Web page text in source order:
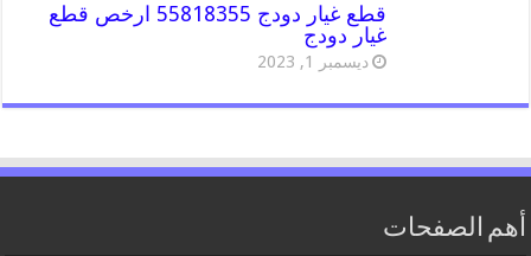
قطع غيار دودج 55818355 ارخص قطع
غيار دودج
ديسمبر 1, 2023
أهم الصفحات